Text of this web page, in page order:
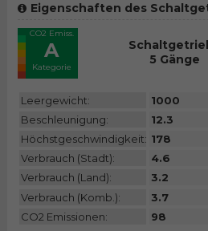
Eigenschaften des
CO2 Emiss.
A
Kategorie
5 Gänge
Leergewicht: 1000
Beschleunigung:
12.3
Höchstgeschwindigkeit: 178
Verbrauch (Stadt):
4.6
Verbrauch (Land):
3.2
Verbrauch (Komb.):
3.7
CO2 Emissionen:
98